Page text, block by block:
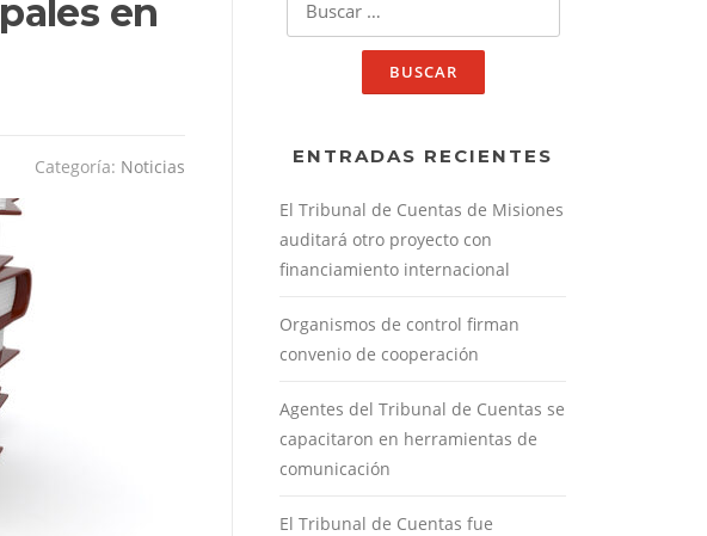
en
Categoría: Noticias ENTRADAS RECIENTES
El Tribunal de Cuentas de Misiones
auditará otro proyecto con
financiamiento internacional
Organismos de control firman
convenio de cooperación
Agentes del Tribunal de Cuentas se
capacitaron en herramientas de
comunicación
El Tribunal de Cuentas fue